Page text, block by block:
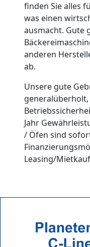
finden Sie alles
was einen
ausmacht. Gute
anderen
ab.
Unsere gute
Jahr
/ Öfen sind
Leasing/